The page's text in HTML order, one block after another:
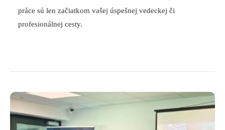
práce sú len začiatkom vašej úspešnej vedeckej či
profesionálnej cesty.